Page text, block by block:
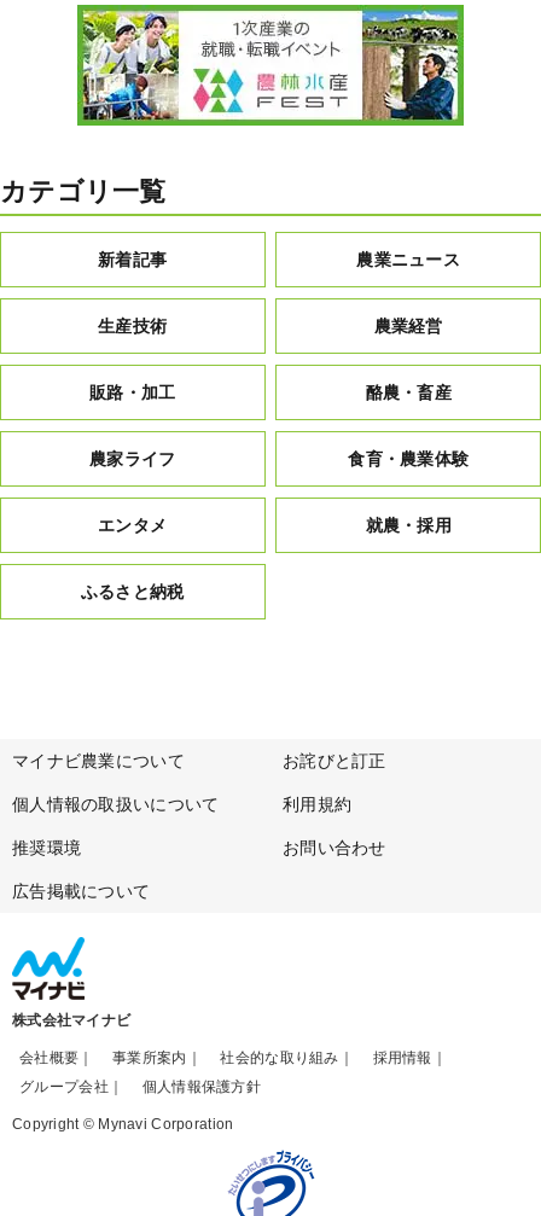
カテゴリ一覧
新着記事 農業ニュース
生産技術 農業経営
販路・加工 酪農・畜産
農家ライフ 食育・農業体験
エンタメ 就農・採用
ふるさと納税
マイナビ農業について お詫びと訂正
個人情報の取扱いについて 利用規約
推奨環境 お問い合わせ
広告掲載について
株式会社マイナビ
会社概要 事業所案内 社会的な取り組み
採用情報
グループ会社
個人情報保護方針
Copyright © Mynavi Corporation